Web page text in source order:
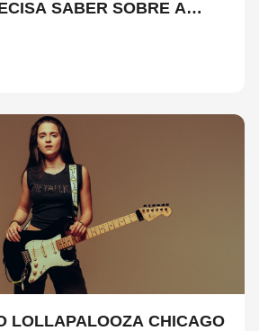
SABER SOBRE A
LOLLAPALOOZA CHICAGO